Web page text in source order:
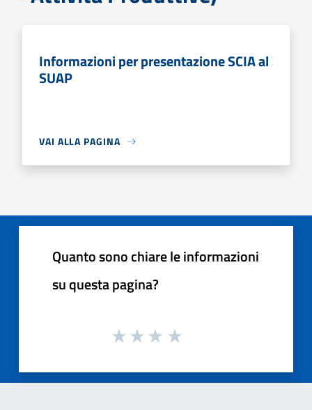
Informazioni per presentazione SCIA al
SUAP
VAI ALLA PAGINA
Quanto sono chiare le informazioni
su questa pagina?